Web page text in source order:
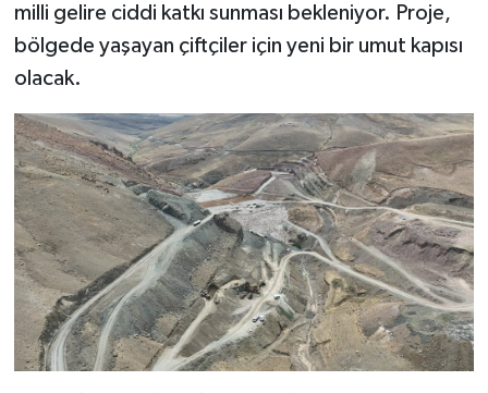
milli gelire ciddi katkı sunması bekleniyor. Proje,
bölgede yaşayan çiftçiler için yeni bir umut kapısı
olacak.